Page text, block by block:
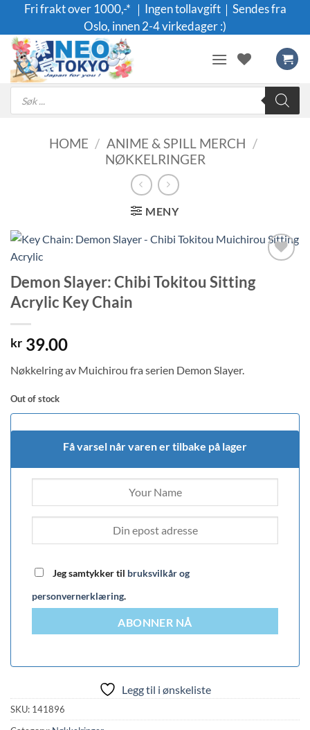
content
Fri frakt over 1000,-* ｜Ingen tollavgift｜Sendes fra
Oslo, innen 2-4 virkedager :)
Products
search
HOME / ANIME & SPILL MERCH /
NØKKELRINGER
MENY
ønskeliste
Demon Slayer: Chibi Tokitou Sitting
Acrylic Key Chain
kr 39.00
Nøkkelring av Muichirou fra serien Demon Slayer.
Out of stock
Få varsel når varen er tilbake på lager
Jeg samtykker til bruksvilkår og
personvernerklæring.
ABONNER NÅ
Legg til i ønskeliste
SKU: 141896